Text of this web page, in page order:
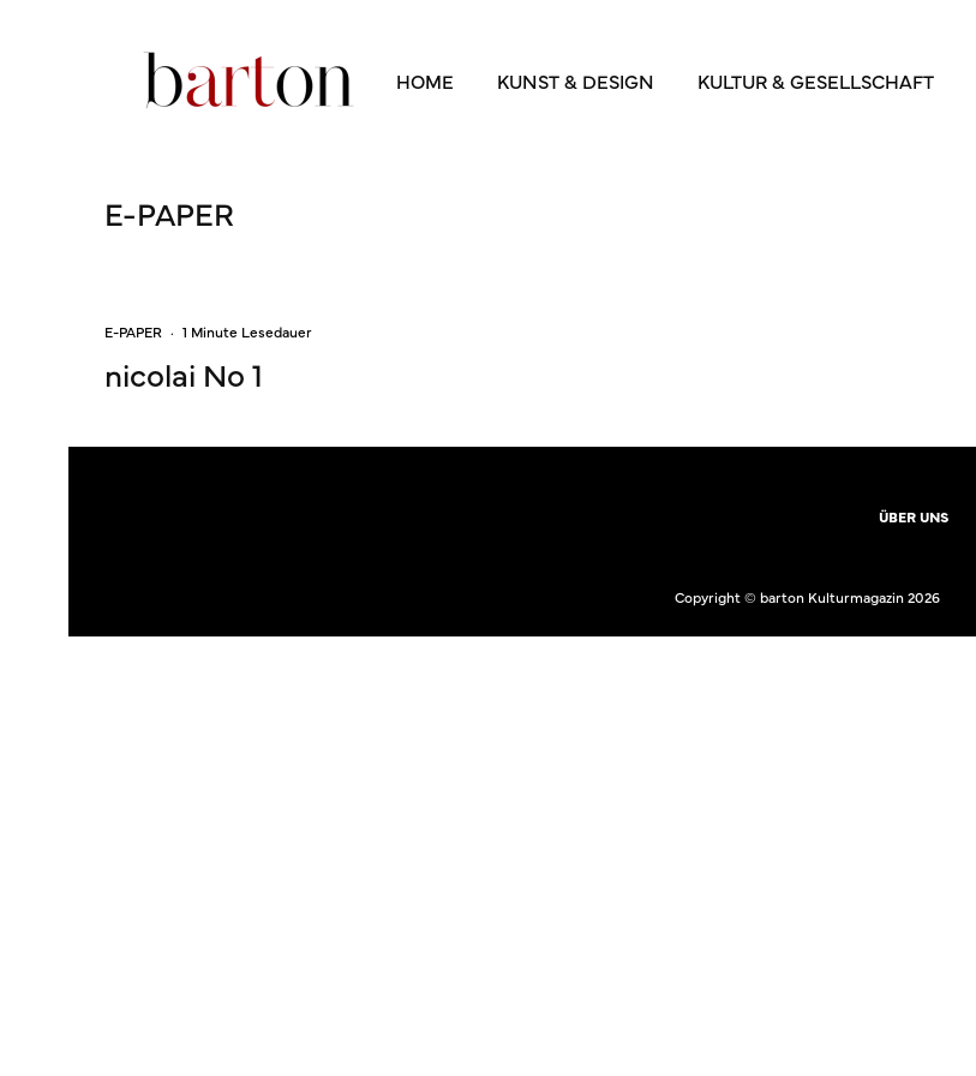
HOME KUNST & DESIGN KULTUR & GESELLSCHAFT
E-PAPER
E-PAPER · 1 Minute Lesedauer
nicolai No 1
ÜBER UNS
Copyright © barton Kulturmagazin 2026